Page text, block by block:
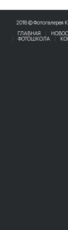
2018 © Фотогалерея
ГЛАВНАЯ
ФОТОШКОЛА